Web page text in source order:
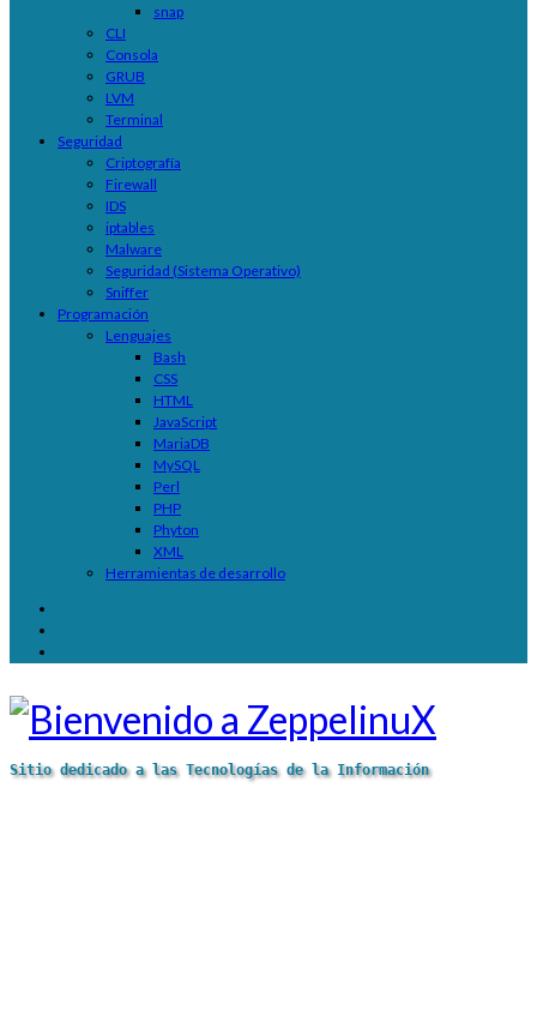
snap
CLI
Consola
GRUB
LVM
Terminal
Seguridad
Criptografía
Firewall
IDS
iptables
Malware
Seguridad (Sistema Operativo)
Sniffer
Programación
Lenguajes
Bash
CSS
HTML
JavaScript
MariaDB
MySQL
Perl
PHP
Phyton
XML
Herramientas de desarrollo
Sitio dedicado a las Tecnologías de la Información